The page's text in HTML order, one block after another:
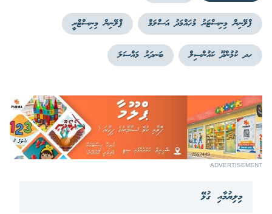
ޕްލޭނިން މިނިސްޓަރު މުހައްމަދު އަސްލަމް ޕްލޭނިން މިނިސްޓްރީ
ހދ ކުމުންދޫ ކައުންސިލް ބަނދަރު މައްސަލަ
ADVERTISEMENT
މިލިޔުމާއި ގުޅޭ